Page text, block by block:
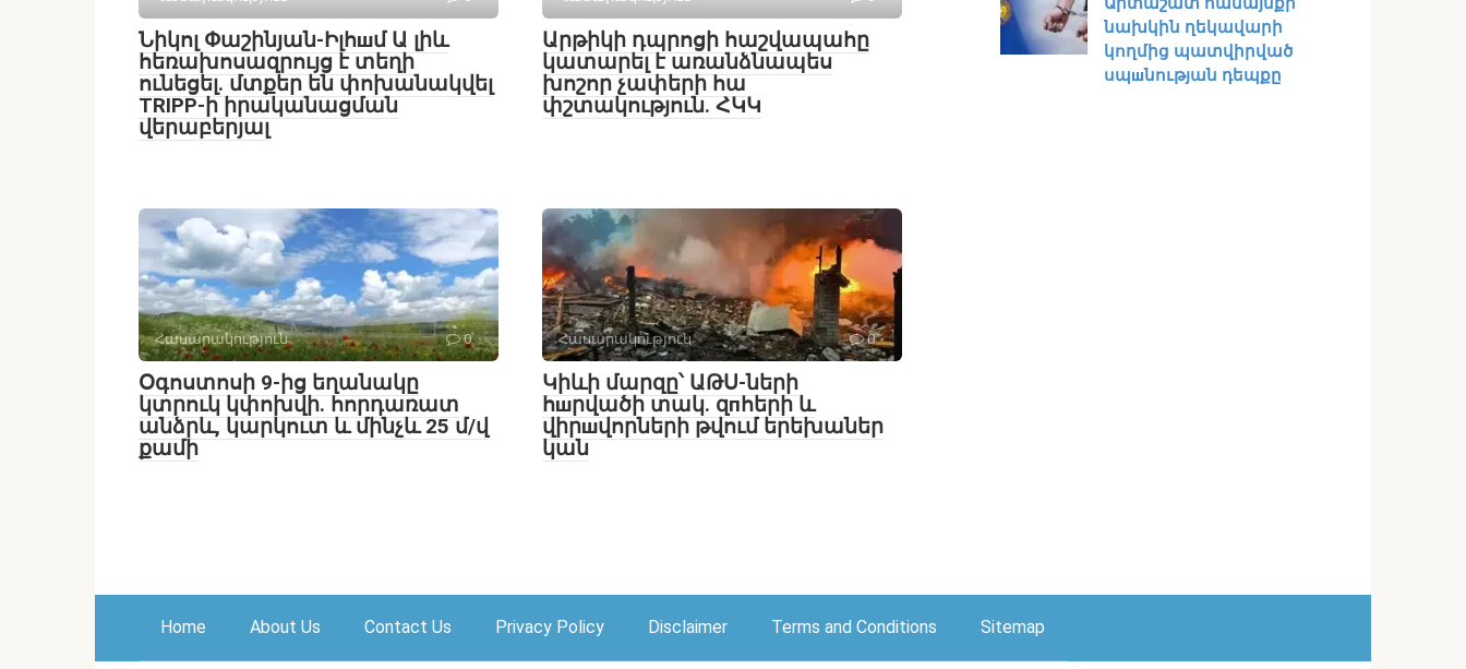
Նիկոլ Փաշինյան-Իլհшմ Ա լիև
հեռախոսազրույց է տեղի
ունեցել․ մտքեր են փոխանակվել
TRIPP-ի իրականացման
վերաբերյալ
Արթիկի դպրոցի հաշվապահը
կատարել է առանձնապես
խոշոր չափերի հա
փշտակություն. ՀԿԿ
Հասարակություն 0
Օգոստոսի 9-ից եղանակը
կտրուկ կփոխվի․ հորդառատ
անձրև, կարկուտ և մինչև 25 մ/վ
քամի
Հասարակություն 0
Կիևի մարզը՝ ԱԹՍ-ների
հшրվածի տակ․ զпհերի և
վիրшվորների թվում երեխաներ
կան
նախկին ղեկավարի
կողմից պատվիրված
սպшնության դեպքը
Home About Us Contact Us Privacy Policy Disclaimer Terms and Conditions Sitemap